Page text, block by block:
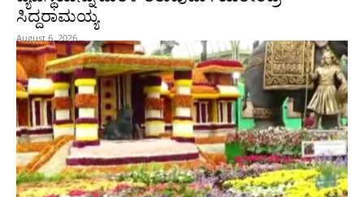
ಸಿದ್ದರಾಮಯ್ಯ
August 6, 2026